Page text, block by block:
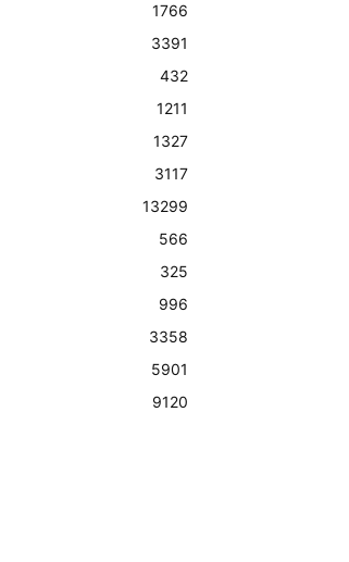
1766
3391
432
1211
1327
3117
13299
566
325
996
3358
5901
9120